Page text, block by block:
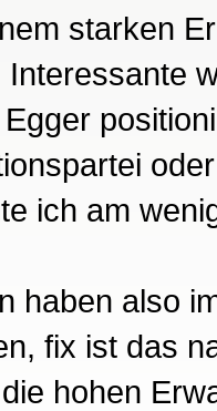
starken
ich am
haben also
fix ist das
hohen